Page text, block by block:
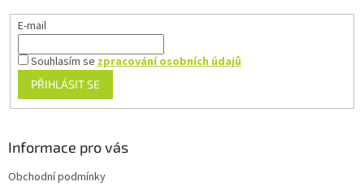
v
v
i
E-mail
Souhlasím sezpracování osobních údajů
PŘIHLÁSIT SE
Informace pro vás
Obchodní podmínky